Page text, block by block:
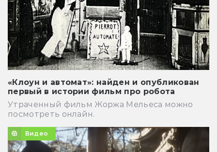
«Клоун и автомат»: найден и опубликован
первый в истории фильм про робота
Утраченный фильм Жоржа Мельеса можно
посмотреть онлайн.
Видео